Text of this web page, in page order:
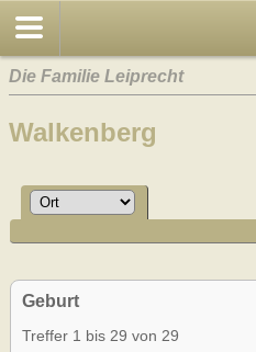
Die Familie Leiprecht
Walkenberg
Geburt
Treffer 1 bis 29 von 29